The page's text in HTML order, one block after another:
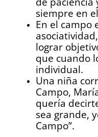
siempre en
En el campo
lograr
que cuando
individual.
Una niña
Campo,
quería
sea grande,
Campo”.